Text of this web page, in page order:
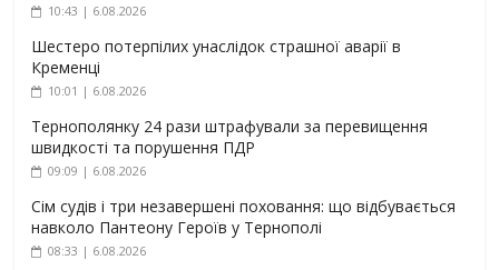
10:43 | 6.08.2026
Шестеро потерпілих унаслідок страшної аварії в
Кременці
10:01 | 6.08.2026
Тернополянку 24 рази штрафували за перевищення
швидкості та порушення ПДР
09:09 | 6.08.2026
Сім судів і три незавершені поховання: що відбувається
навколо Пантеону Героїв у Тернополі
08:33 | 6.08.2026